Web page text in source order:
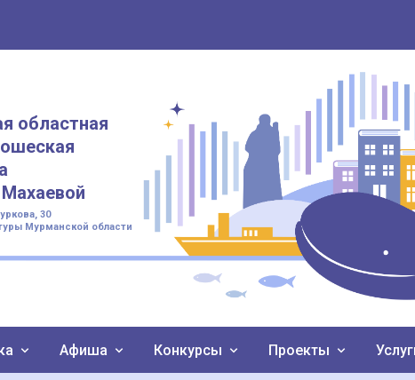
областная
30
Мурманской области
Афиша Конкурсы Проекты